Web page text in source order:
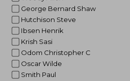
George Bernard Shaw
Hutchison Steve
Ibsen Henrik
Krish Sasi
Odom Christopher C
Oscar Wilde
Smith Paul